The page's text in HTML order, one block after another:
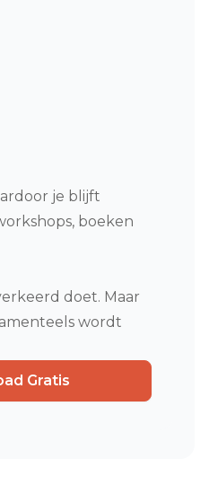
je blijft
boeken
doet. Maar
wordt
Gratis